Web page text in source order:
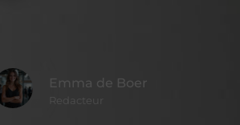
Emma de Boer
Redacteur